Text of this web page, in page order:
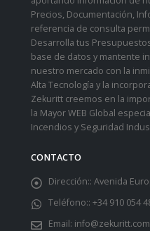
Precios, Documentación,
referencia de consulta
Desarrolla tus
base de datos y mantente
nuestro mercado con la
Alta Tecnología y la
Zekuritt creemos en la
la Mayor WEB Global
Incendios y Seguridad
CONTACTO
Dirección:: Avenida
Teléfono:: +34 910 054
Email: info@zekuritt.com